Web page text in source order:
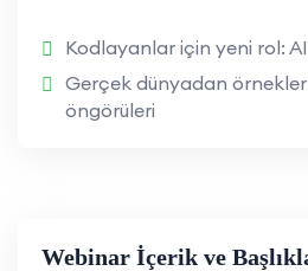
Kodlayanlar için yeni rol:
Gerçek dünyadan
öngörüleri
Webinar İçerik ve